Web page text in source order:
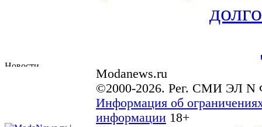
Modanews.ru
©2000-2026. Рег. СМИ ЭЛ N
Информация об
информации 18+